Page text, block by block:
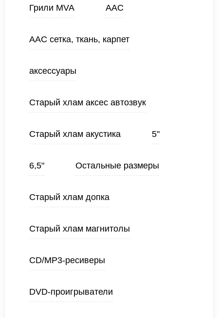
Грили MVA ААС
ААС сетка, ткань, карпет
аксессуары
Старый хлам аксес автозвук
Старый хлам акустика 5"
6,5" Остальные размеры
Старый хлам допка
Старый хлам магнитолы
CD/MP3-ресиверы
DVD-проигрыватели